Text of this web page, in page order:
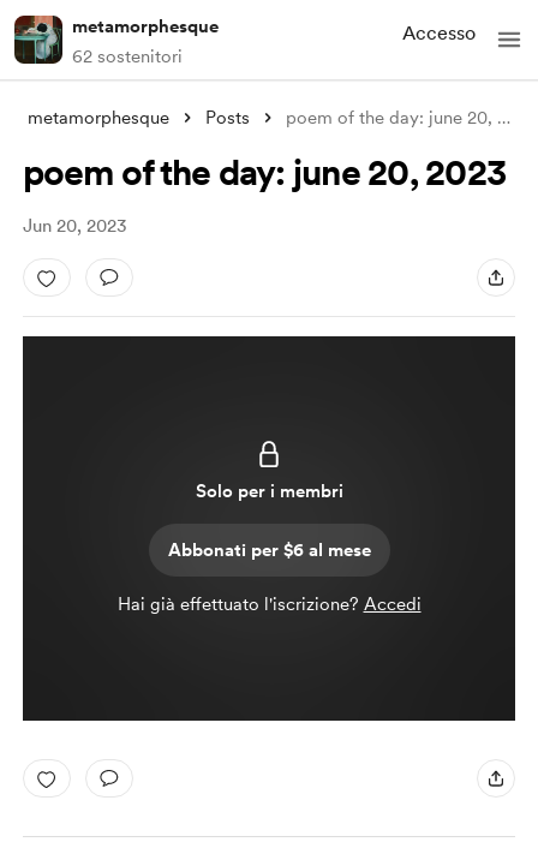
metamorphesque
62 sostenitori
Accesso
metamorphesque Posts poem of the day: june 20, 2023
poem of the day: june 20, 2023
Jun 20, 2023
Solo per i membri
Abbonati per $6 al mese
Hai già effettuato l'iscrizione? Accedi